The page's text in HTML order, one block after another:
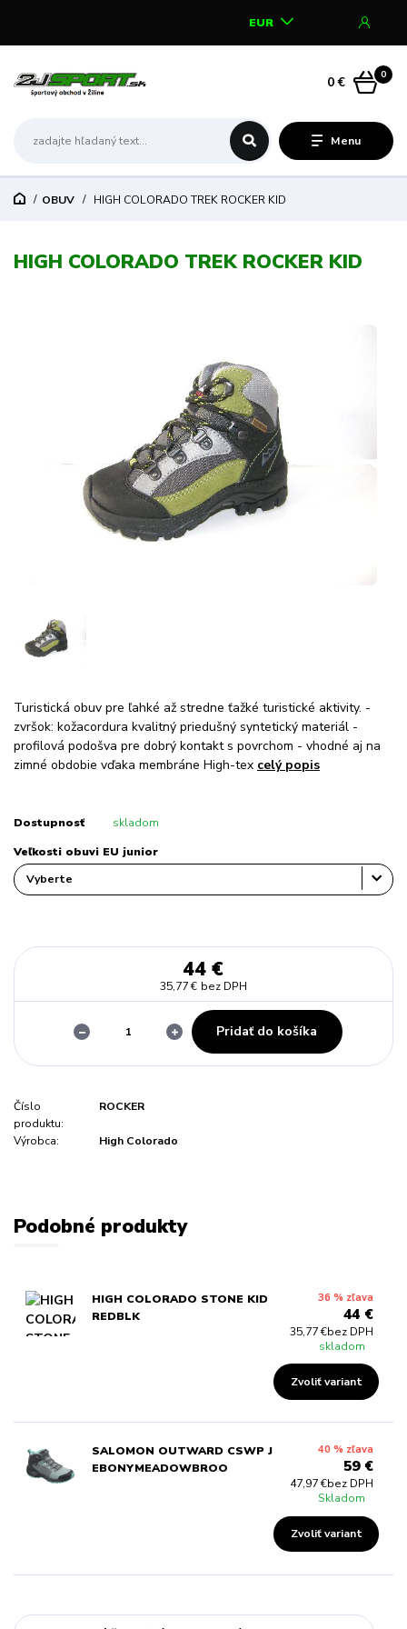
Menu
EUR
0
0 €
OBUV HIGH COLORADO TREK ROCKER KID
HIGH COLORADO TREK ROCKER KID
Turistická obuv pre ľahké až stredne ťažké turistické aktivity. -
zvršok: kožacordura kvalitný priedušný syntetický materiál -
profilová podošva pre dobrý kontakt s povrchom - vhodné aj na
zimné obdobie vďaka membráne High-tex celý popis
Dostupnosť skladom
Veľkosti obuvi EU junior
44 €
35,77 € bez DPH
Pridať do košíka
Číslo
produktu:
ROCKER
Výrobca: High Colorado
Podobné produkty
HIGH COLORADO STONE KID
REDBLK
36 % zľava
44 €
35,77 €bez DPH
skladom
Zvoliť variant
SALOMON OUTWARD CSWP J
EBONYMEADOWBROO
40 % zľava
59 €
47,97 €bez DPH
Skladom
Zvoliť variant